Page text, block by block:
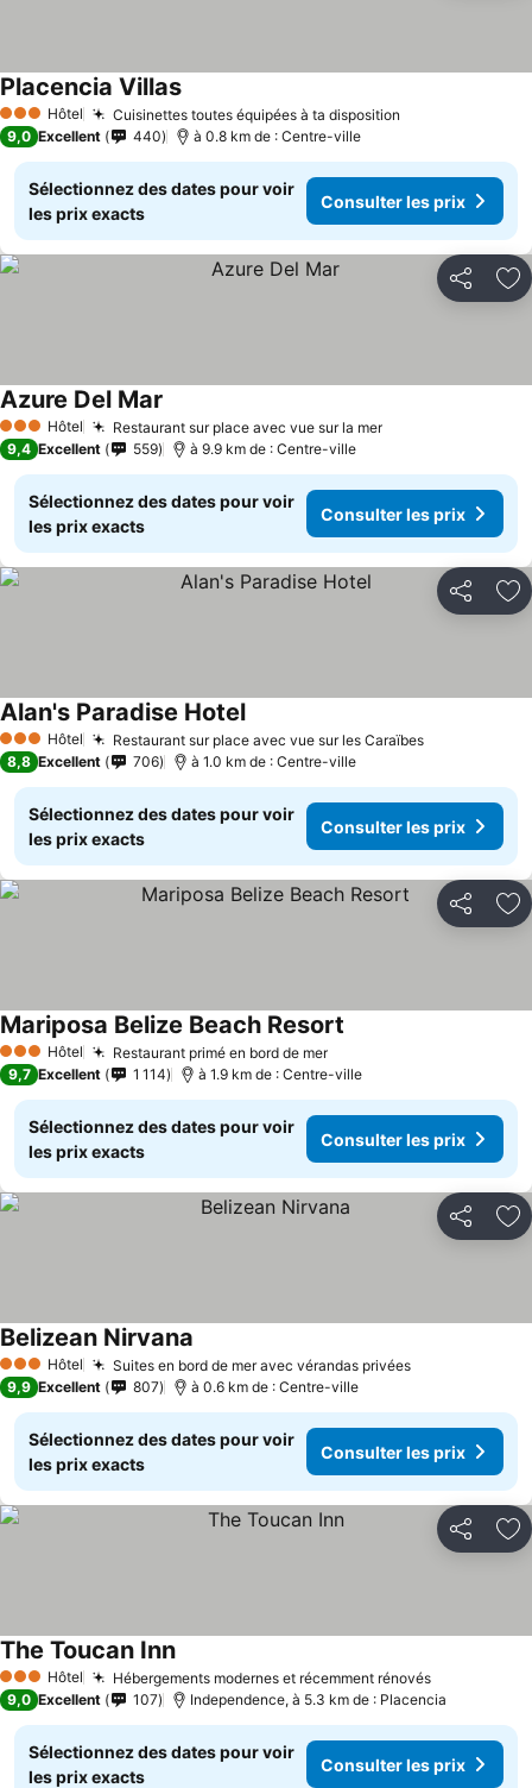
3 ÉtoilesHôtel Cuisinettes toutes équipées à ta disposition
Placencia Villas
9,0 Excellent 440 à 0.8 km de : Centre-ville
Sélectionnez des dates pour voir
les prix exacts
Consulter les prix
Partager
3 ÉtoilesHôtel Restaurant sur place avec vue sur la mer
Azure Del Mar
9,4 Excellent 559 à 9.9 km de : Centre-ville
Sélectionnez des dates pour voir
les prix exacts
Consulter les prix
Partager
3 ÉtoilesHôtel Restaurant sur place avec vue sur les Caraïbes
Alan's Paradise Hotel
8,8 Excellent 706 à 1.0 km de : Centre-ville
Sélectionnez des dates pour voir
les prix exacts
Consulter les prix
Partager
3 ÉtoilesHôtel Restaurant primé en bord de mer
Mariposa Belize Beach Resort
9,7 Excellent 1 114 à 1.9 km de : Centre-ville
Sélectionnez des dates pour voir
les prix exacts
Consulter les prix
Partager
3 ÉtoilesHôtel Suites en bord de mer avec vérandas privées
Belizean Nirvana
9,9 Excellent 807 à 0.6 km de : Centre-ville
Sélectionnez des dates pour voir
les prix exacts
Consulter les prix
Partager
3 ÉtoilesHôtel Hébergements modernes et récemment rénovés
The Toucan Inn
9,0 Excellent 107 Independence, à 5.3 km de : Placencia
Sélectionnez des dates pour voir
les prix exacts
Consulter les prix